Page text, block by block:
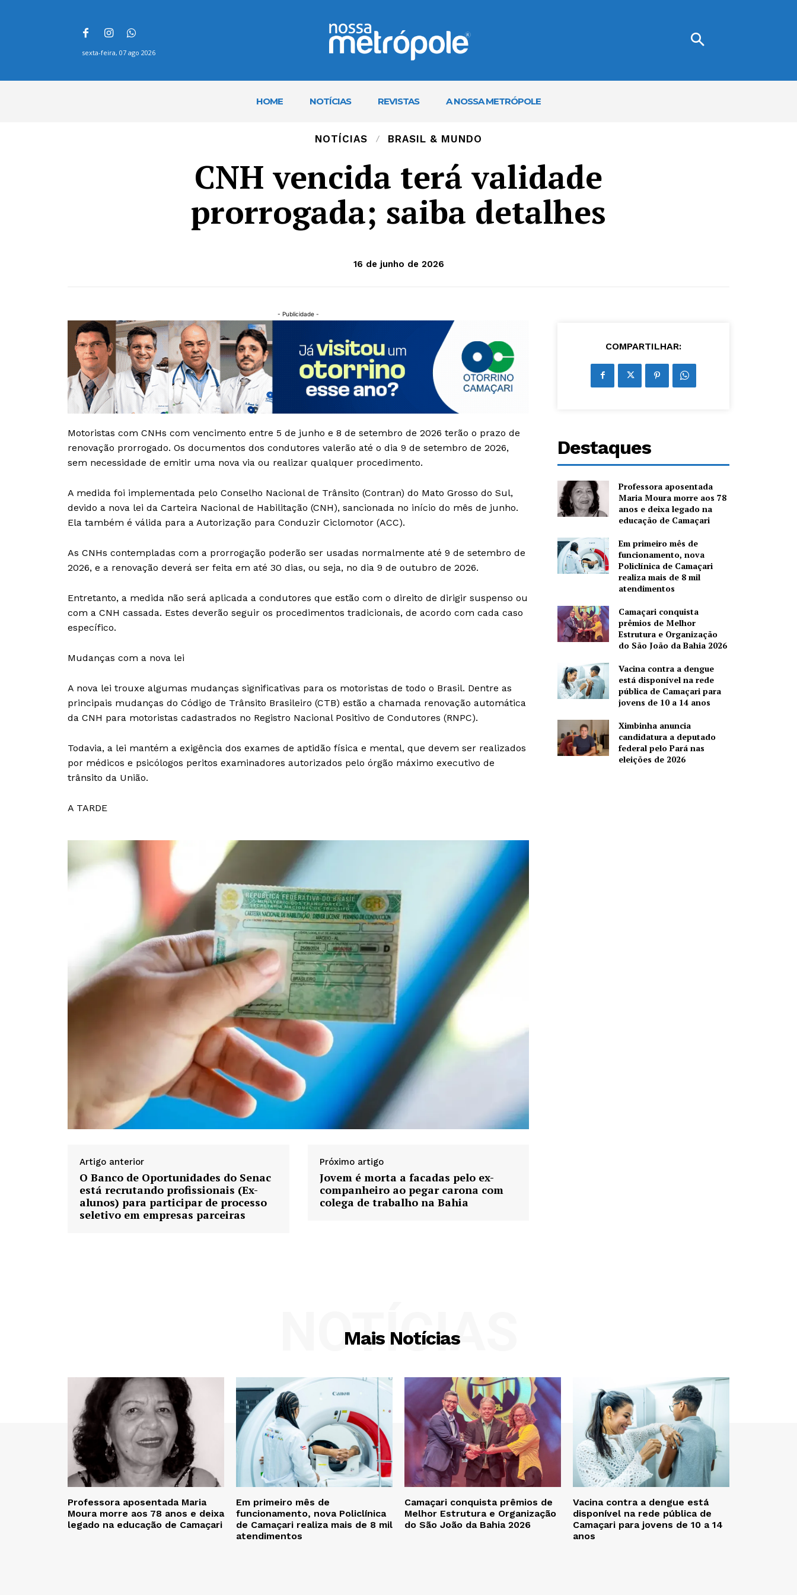
sexta-feira, 07 ago 2026
HOME NOTÍCIAS REVISTAS A NOSSA METRÓPOLE
NOTÍCIAS BRASIL & MUNDO
CNH vencida terá validade
prorrogada; saiba detalhes
16 de junho de 2026
- Publicidade -
Motoristas com CNHs com vencimento entre 5 de junho e 8 de setembro de 2026 terão o prazo de
renovação prorrogado. Os documentos dos condutores valerão até o dia 9 de setembro de 2026,
sem necessidade de emitir uma nova via ou realizar qualquer procedimento.
A medida foi implementada pelo Conselho Nacional de Trânsito (Contran) do Mato Grosso do Sul,
devido a nova lei da Carteira Nacional de Habilitação (CNH), sancionada no início do mês de junho.
Ela também é válida para a Autorização para Conduzir Ciclomotor (ACC).
As CNHs contempladas com a prorrogação poderão ser usadas normalmente até 9 de setembro de
2026, e a renovação deverá ser feita em até 30 dias, ou seja, no dia 9 de outubro de 2026.
Entretanto, a medida não será aplicada a condutores que estão com o direito de dirigir suspenso ou
com a CNH cassada. Estes deverão seguir os procedimentos tradicionais, de acordo com cada caso
específico.
Mudanças com a nova lei
A nova lei trouxe algumas mudanças significativas para os motoristas de todo o Brasil. Dentre as
principais mudanças do Código de Trânsito Brasileiro (CTB) estão a chamada renovação automática
da CNH para motoristas cadastrados no Registro Nacional Positivo de Condutores (RNPC).
Todavia, a lei mantém a exigência dos exames de aptidão física e mental, que devem ser realizados
por médicos e psicólogos peritos examinadores autorizados pelo órgão máximo executivo de
trânsito da União.
A TARDE
Artigo anterior
O Banco de Oportunidades do Senac
está recrutando profissionais (Ex-
alunos) para participar de processo
seletivo em empresas parceiras
Próximo artigo
Jovem é morta a facadas pelo ex-
companheiro ao pegar carona com
colega de trabalho na Bahia
COMPARTILHAR:
Destaques
Professora aposentada
Maria Moura morre aos 78
anos e deixa legado na
educação de Camaçari
Em primeiro mês de
funcionamento, nova
Policlínica de Camaçari
realiza mais de 8 mil
atendimentos
Camaçari conquista
prêmios de Melhor
Estrutura e Organização
do São João da Bahia 2026
Vacina contra a dengue
está disponível na rede
pública de Camaçari para
jovens de 10 a 14 anos
Ximbinha anuncia
candidatura a deputado
federal pelo Pará nas
eleições de 2026
Mais Notícias
NOTÍCIAS
Professora aposentada Maria
Moura morre aos 78 anos e deixa
legado na educação de Camaçari
Em primeiro mês de
funcionamento, nova Policlínica
de Camaçari realiza mais de 8 mil
atendimentos
Camaçari conquista prêmios de
Melhor Estrutura e Organização
do São João da Bahia 2026
Vacina contra a dengue está
disponível na rede pública de
Camaçari para jovens de 10 a 14
anos